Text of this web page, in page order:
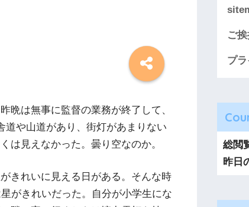
晩は無事に監督の業務が終了して、
や山道があり、街灯があまりない
は見えなかった。曇り空なのか。
きれいに見える日がある。そんな時
がきれいだった。自分が小学生にな
ご
プ
総閲
昨日